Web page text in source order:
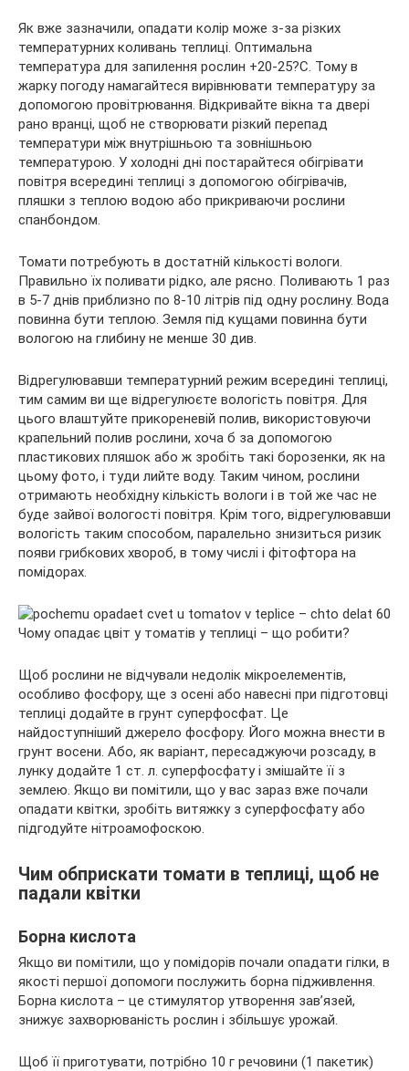
Як вже зазначили, опадати колір може з-за різких
температурних коливань теплиці. Оптимальна
температура для запилення рослин +20-25?С. Тому в
жарку погоду намагайтеся вирівнювати температуру за
допомогою провітрювання. Відкривайте вікна та двері
рано вранці, щоб не створювати різкий перепад
температури між внутрішньою та зовнішньою
температурою. У холодні дні постарайтеся обігрівати
повітря всередині теплиці з допомогою обігрівачів,
пляшки з теплою водою або прикриваючи рослини
спанбондом.
Томати потребують в достатній кількості вологи.
Правильно їх поливати рідко, але рясно. Поливають 1 раз
в 5-7 днів приблизно по 8-10 літрів під одну рослину. Вода
повинна бути теплою. Земля під кущами повинна бути
вологою на глибину не менше 30 див.
Відрегулювавши температурний режим всередині теплиці,
тим самим ви ще відрегулюєте вологість повітря. Для
цього влаштуйте прикореневій полив, використовуючи
крапельний полив рослини, хоча б за допомогою
пластикових пляшок або ж зробіть такі борозенки, як на
цьому фото, і туди лийте воду. Таким чином, рослини
отримають необхідну кількість вологи і в той же час не
буде зайвої вологості повітря. Крім того, відрегулювавши
вологість таким способом, паралельно знизиться ризик
появи грибкових хвороб, в тому числі і фітофтора на
помідорах.
Щоб рослини не відчували недолік мікроелементів,
особливо фосфору, ще з осені або навесні при підготовці
теплиці додайте в грунт суперфосфат. Це
найдоступніший джерело фосфору. Його можна внести в
грунт восени. Або, як варіант, пересаджуючи розсаду, в
лунку додайте 1 ст. л. суперфосфату і змішайте її з
землею. Якщо ви помітили, що у вас зараз вже почали
опадати квітки, зробіть витяжку з суперфосфату або
підгодуйте нітроамофоскою.
Чим обприскати томати в теплиці, щоб не
падали квітки
Борна кислота
Якщо ви помітили, що у помідорів почали опадати гілки, в
якості першої допомоги послужить борна підживлення.
Борна кислота – це стимулятор утворення зав’язей,
знижує захворюваність рослин і збільшує урожай.
Щоб її приготувати, потрібно 10 г речовини (1 пакетик)